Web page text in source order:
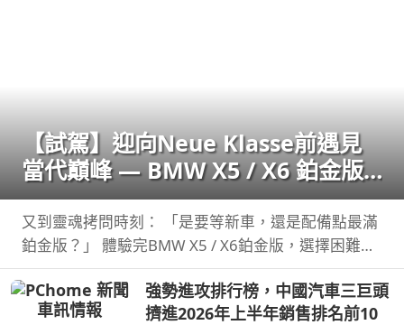
【試駕】迎向Neue Klasse前遇見
當代巔峰 — BMW X5 / X6 鉑金版
璀璨登場
又到靈魂拷問時刻： 「是要等新車，還是配備點最滿
鉑金版？」 體驗完BMW X5 / X6鉑金版，選擇困難如
我，彷彿有了理直氣壯答案。
強勢進攻排行榜，中國汽車三巨頭
擠進2026年上半年銷售排名前10